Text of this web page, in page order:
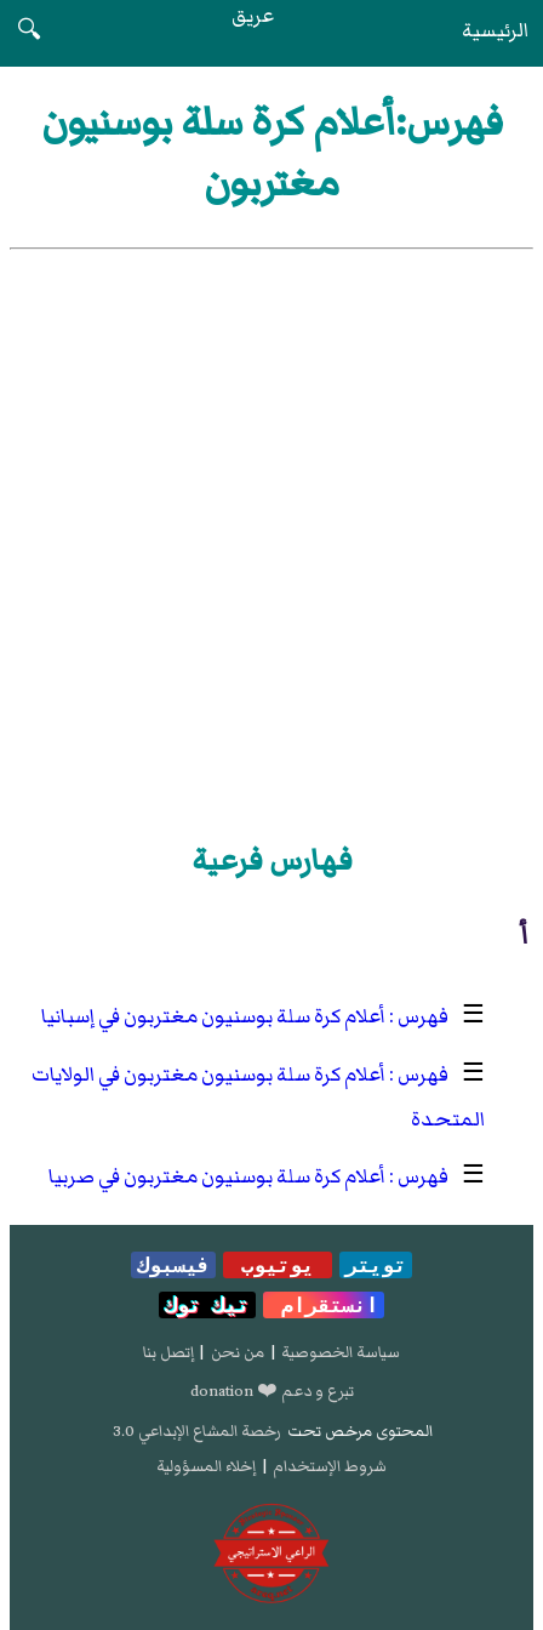
الرئيسية عريق
🔍
فهرس:أعلام كرة سلة بوسنيون
مغتربون
فهارس فرعية
أ
☰
أعلام كرة سلة بوسنيون مغتربون في إسبانيا
☰
أعلام كرة سلة بوسنيون مغتربون في الولايات
المتحدة
☰
أعلام كرة سلة بوسنيون مغتربون في صربيا
تويتر يوتيوب
فيسبوك
انستقرام
تيك توك
سياسة الخصوصية | من نحن | إتصل بنا
تبرع و دعم ❤️ donation
المحتوى مرخص تحت رخصة المشاع الإبداعي 3.0
شروط الإستخدام | إخلاء المسؤولية